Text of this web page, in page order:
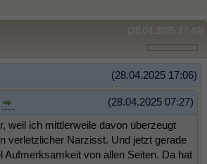
(28.04.2025 17:49)
(28.04.2025 17:06)
(28.04.2025 07:27)
weil ich mittlerweile davon überzeugt
verletzlicher Narzisst. Und jetzt gerade
Aufmerksamkeit von allen Seiten. Da hat